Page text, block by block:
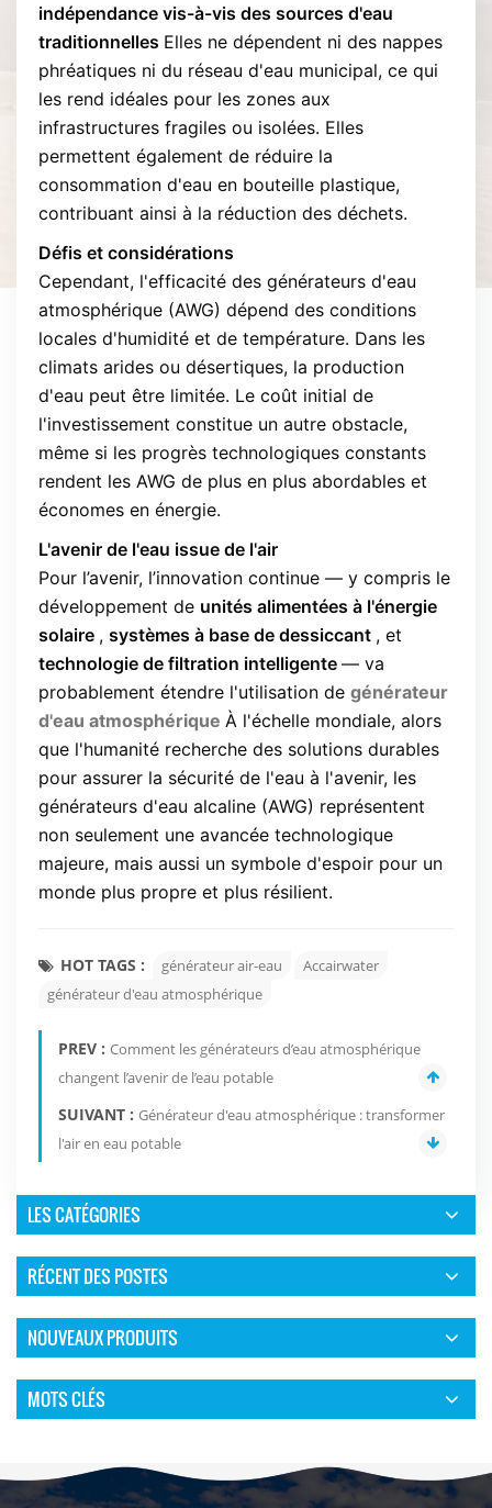
indépendance vis-à-vis des sources d'eau
traditionnelles Elles ne dépendent ni des nappes
phréatiques ni du réseau d'eau municipal, ce qui
les rend idéales pour les zones aux
infrastructures fragiles ou isolées. Elles
permettent également de réduire la
consommation d'eau en bouteille plastique,
contribuant ainsi à la réduction des déchets.
Défis et considérations
Cependant, l'efficacité des générateurs d'eau
atmosphérique (AWG) dépend des conditions
locales d'humidité et de température. Dans les
climats arides ou désertiques, la production
d'eau peut être limitée. Le coût initial de
l'investissement constitue un autre obstacle,
même si les progrès technologiques constants
rendent les AWG de plus en plus abordables et
économes en énergie.
L'avenir de l'eau issue de l'air
Pour l’avenir, l’innovation continue — y compris le
développement de unités alimentées à l'énergie
solaire , systèmes à base de dessiccant , et
technologie de filtration intelligente — va
probablement étendre l'utilisation de générateur
d'eau atmosphérique À l'échelle mondiale, alors
que l'humanité recherche des solutions durables
pour assurer la sécurité de l'eau à l'avenir, les
générateurs d'eau alcaline (AWG) représentent
non seulement une avancée technologique
majeure, mais aussi un symbole d'espoir pour un
monde plus propre et plus résilient.
HOT TAGS : générateur air-eau
Accairwater
générateur d'eau atmosphérique
PREV : Comment les générateurs d’eau atmosphérique
changent l’avenir de l’eau potable
SUIVANT : Générateur d'eau atmosphérique : transformer
l'air en eau potable
LES CATÉGORIES
RÉCENT DES POSTES
NOUVEAUX PRODUITS
MOTS CLÉS